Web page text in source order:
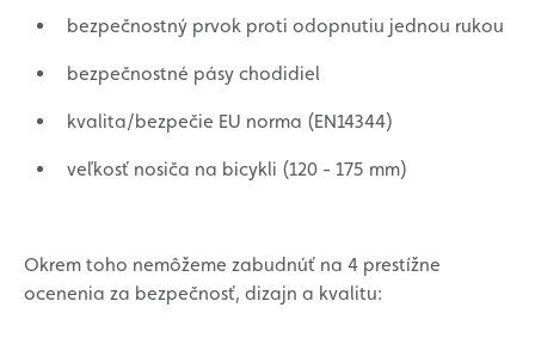
bezpečnostný prvok proti odopnutiu jednou rukou
bezpečnostné pásy chodidiel
kvalita/bezpečie EU norma (EN14344)
veľkosť nosiča na bicykli (120 - 175 mm)
Okrem toho nemôžeme zabudnúť na 4 prestížne
ocenenia za bezpečnosť, dizajn a kvalitu: